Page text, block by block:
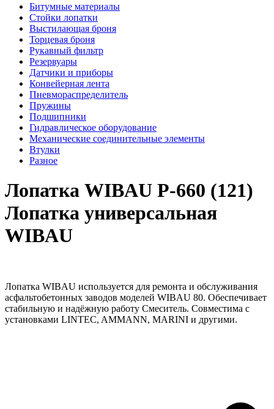
Битумные материалы
Стойки лопатки
Выстилающая броня
Торцевая броня
Рукавный фильтр
Резервуары
Датчики и приборы
Конвейерная лента
Пневмораспределитель
Пружины
Подшипники
Гидравлическое оборудование
Механические соединительные элементы
Втулки
Разное
Лопатка WIBAU Р-660 (121)
Лопатка универсальная
WIBAU
Лопатка WIBAU используется для ремонта и обслуживания
асфальтобетонных заводов моделей WIBAU 80. Обеспечивает
стабильную и надёжную работу Смеситель. Совместима с
установками LINTEC, AMMANN, MARINI и другими.